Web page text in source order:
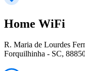
Home WiFi
R. Maria de Lourdes
Forquilhinha - SC,